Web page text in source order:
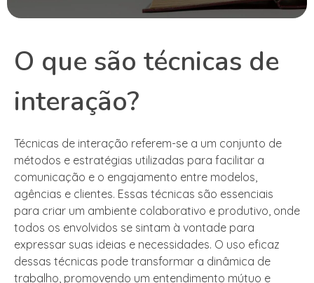
O que são técnicas de
interação?
Técnicas de interação referem-se a um conjunto de
métodos e estratégias utilizadas para facilitar a
comunicação e o engajamento entre modelos,
agências e clientes. Essas técnicas são essenciais
para criar um ambiente colaborativo e produtivo, onde
todos os envolvidos se sintam à vontade para
expressar suas ideias e necessidades. O uso eficaz
dessas técnicas pode transformar a dinâmica de
trabalho, promovendo um entendimento mútuo e